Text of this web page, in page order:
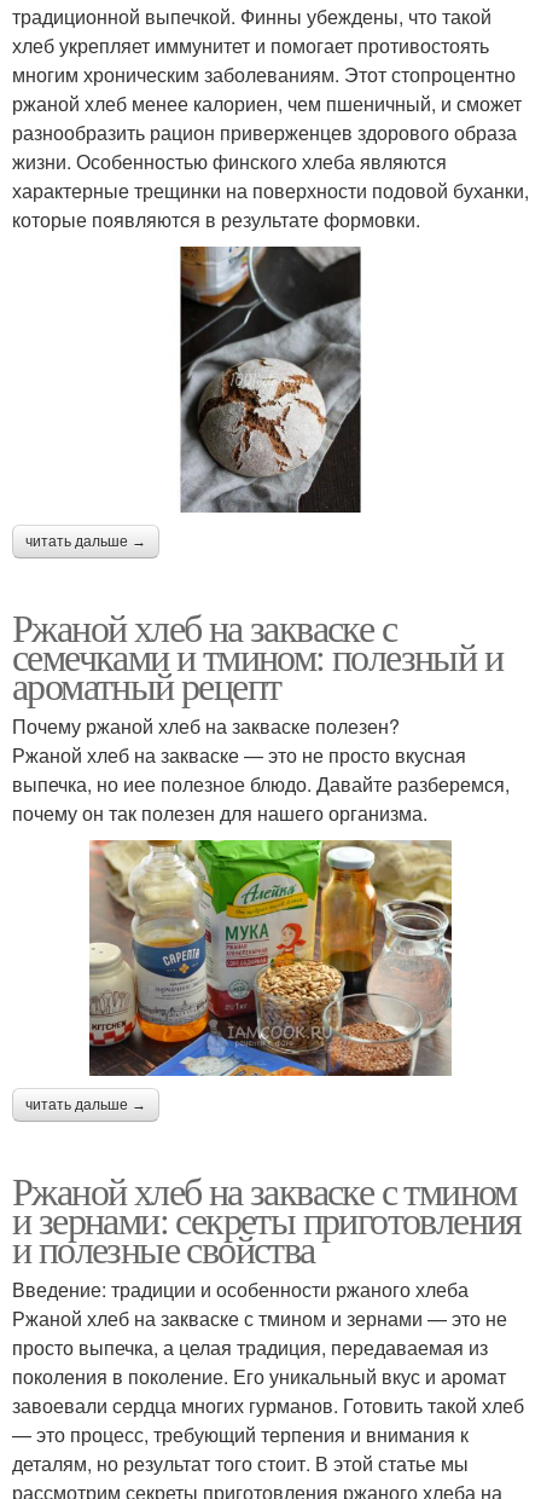
традиционной выпечкой. Финны убеждены, что такой
хлеб укрепляет иммунитет и помогает противостоять
многим хроническим заболеваниям. Этот стопроцентно
ржаной хлеб менее калориен, чем пшеничный, и сможет
разнообразить рацион приверженцев здорового образа
жизни. Особенностью финского хлеба являются
характерные трещинки на поверхности подовой буханки,
которые появляются в результате формовки.
читать дальше →
Ржаной хлеб на закваске с
семечками и тмином: полезный и
ароматный рецепт
Почему ржаной хлеб на закваске полезен?
Ржаной хлеб на закваске — это не просто вкусная
выпечка, но иее полезное блюдо. Давайте разберемся,
почему он так полезен для нашего организма.
читать дальше →
Ржаной хлеб на закваске с тмином
и зернами: секреты приготовления
и полезные свойства
Введение: традиции и особенности ржаного хлеба
Ржаной хлеб на закваске с тмином и зернами — это не
просто выпечка, а целая традиция, передаваемая из
поколения в поколение. Его уникальный вкус и аромат
завоевали сердца многих гурманов. Готовить такой хлеб
— это процесс, требующий терпения и внимания к
деталям, но результат того стоит. В этой статье мы
рассмотрим секреты приготовления ржаного хлеба на